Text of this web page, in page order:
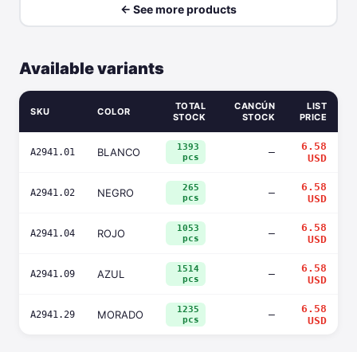
← See more products
Available variants
SKU COLOR
TOTAL
STOCK
CANCÚN
STOCK
LIST
PRICE
A2941.01 BLANCO
1393
pcs
—
6.58
USD
A2941.02 NEGRO
265
pcs
—
6.58
USD
A2941.04 ROJO
1053
pcs
—
6.58
USD
A2941.09 AZUL
1514
pcs
—
6.58
USD
A2941.29 MORADO
1235
pcs
—
6.58
USD